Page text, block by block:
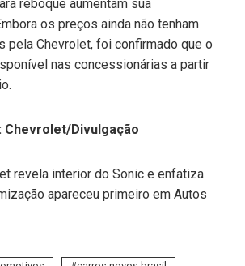
reboque aumentam sua
os preços ainda não tenham
pela Chevrolet, foi confirmado que o
nas concessionárias a partir
Chevrolet/Divulgação
revela interior do Sonic e enfatiza
apareceu primeiro em Autos